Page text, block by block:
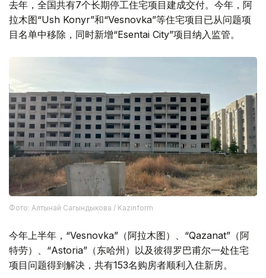
去年，全国共有7个长期停工住宅项目建成交付。今年，阿
拉木图“Ush Konyr”和“Vesnovka”等住宅项目已从问题项
目名单中移除，同时新增“Esentai City”项目纳入监管。
Фото: Алтынай Сагындыкова / Kazinform
今年上半年，“Vesnovka”（阿拉木图）、“Qazanat”（阿
特劳）、“Astoria”（东哈州）以及彼得罗巴甫尔一处住宅
项目问题得到解决，共有153名购房者顺利入住新房。